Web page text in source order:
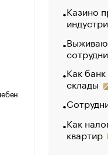
Казино
Как
склады
Как
квартир